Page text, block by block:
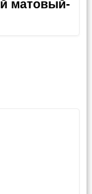
матовый-